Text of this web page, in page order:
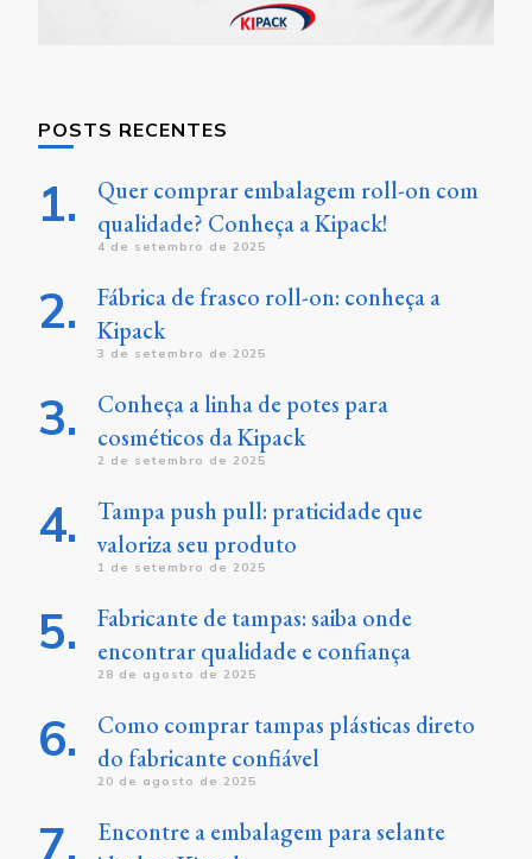
POSTS RECENTES
Quer comprar embalagem roll-on com
qualidade? Conheça a Kipack!
4 de setembro de 2025
Fábrica de frasco roll-on: conheça a
Kipack
3 de setembro de 2025
Conheça a linha de potes para
cosméticos da Kipack
2 de setembro de 2025
Tampa push pull: praticidade que
valoriza seu produto
1 de setembro de 2025
Fabricante de tampas: saiba onde
encontrar qualidade e confiança
28 de agosto de 2025
Como comprar tampas plásticas direto
do fabricante confiável
20 de agosto de 2025
Encontre a embalagem para selante